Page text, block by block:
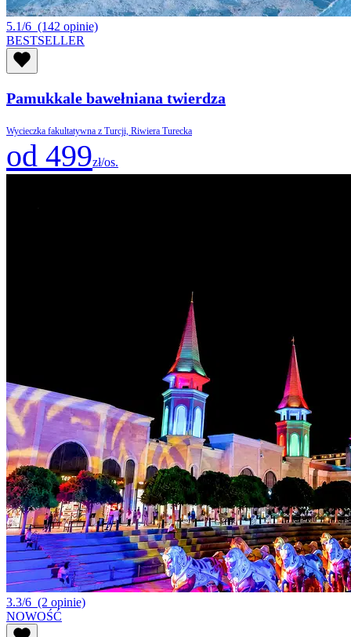
5.1/6 (142 opinie)
BESTSELLER
Pamukkale bawełniana twierdza
Wycieczka fakultatywna z Turcji, Riwiera Turecka
od 499zł/os.
3.3/6 (2 opinie)
NOWOŚĆ